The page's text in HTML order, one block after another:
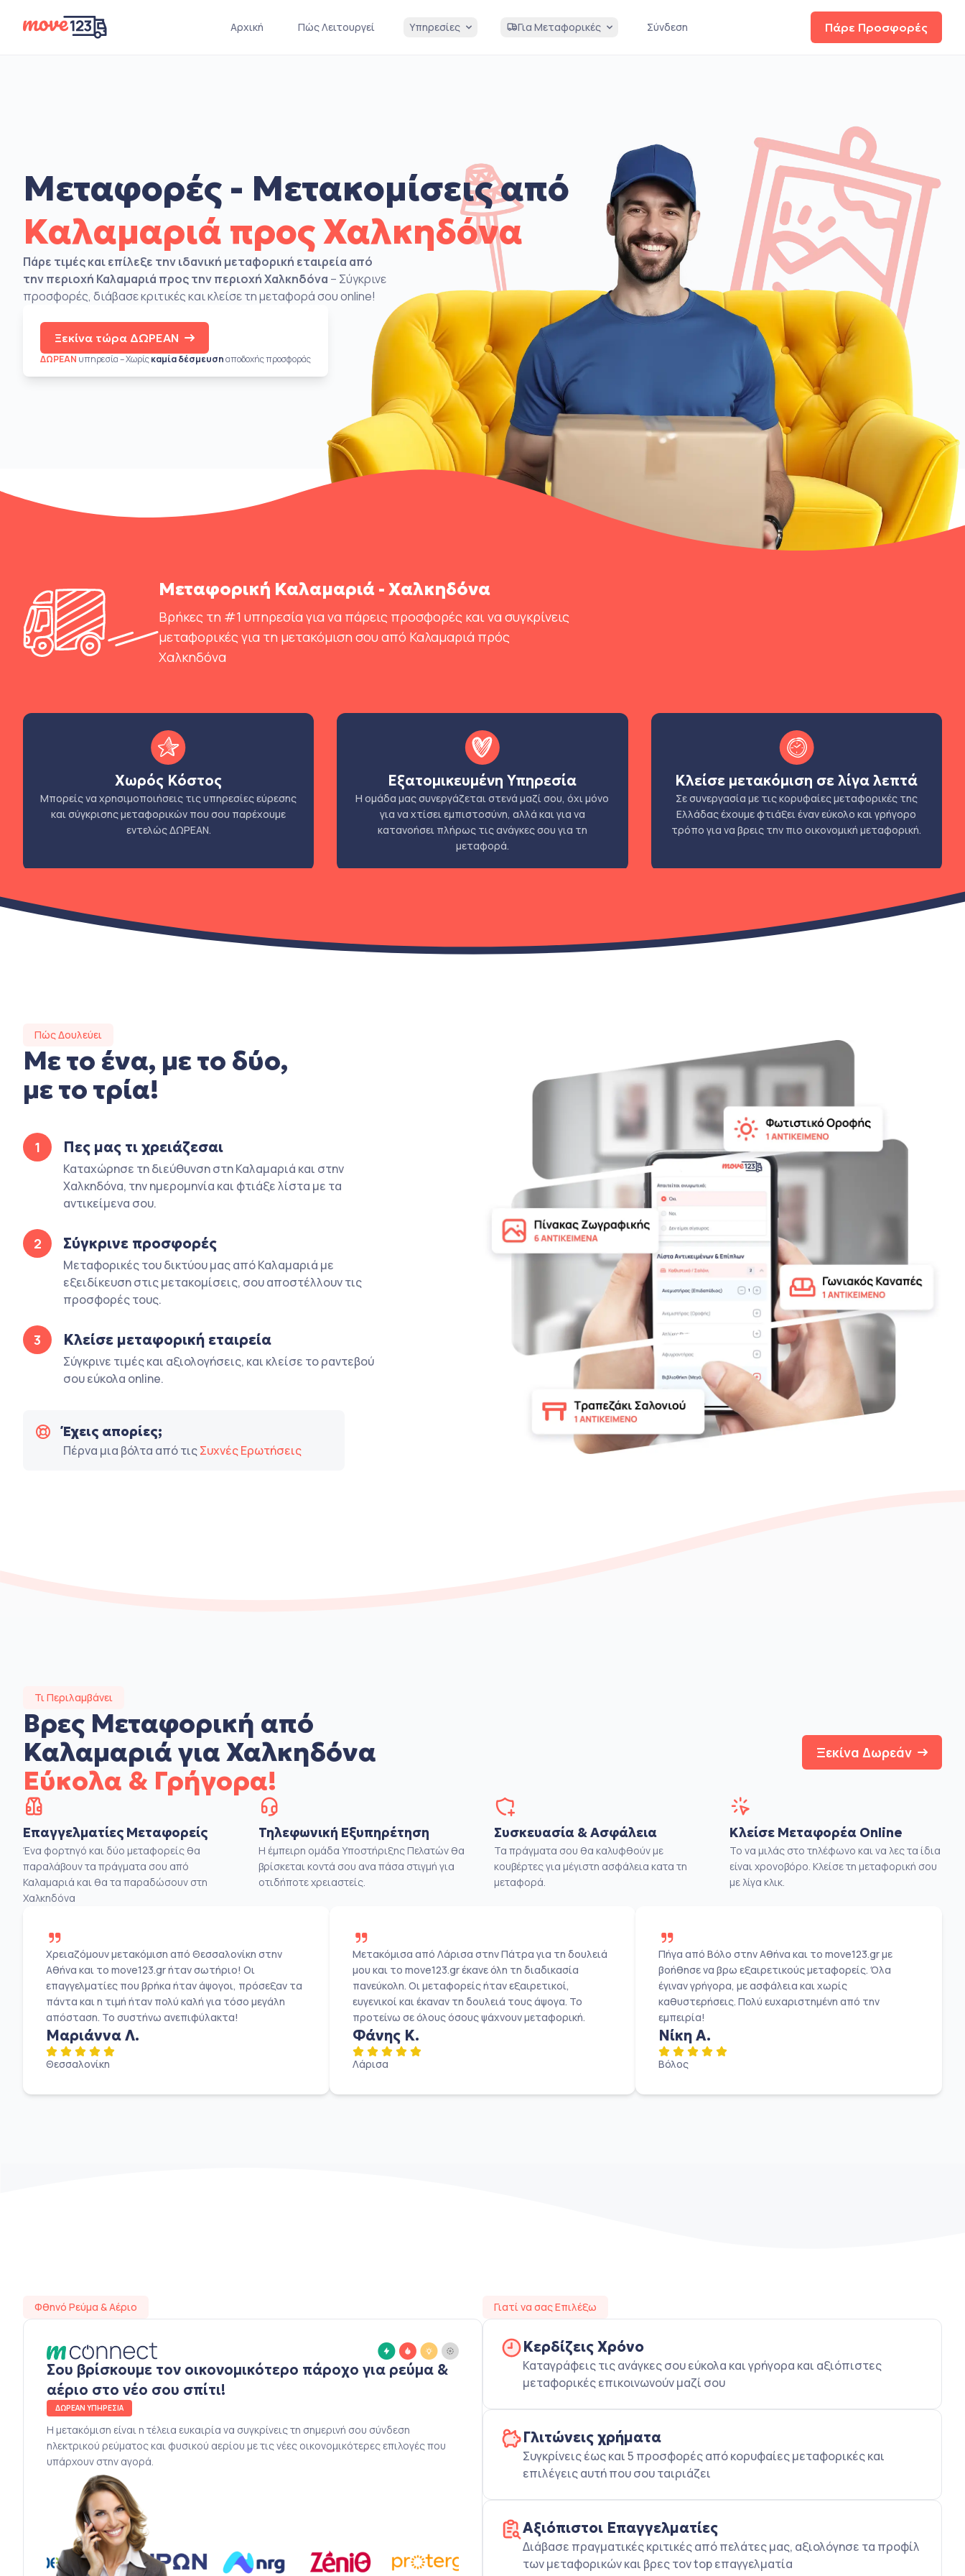
Πάρε Προσφορές
Αρχική Πώς Λειτουργεί Υπηρεσίες Για Μεταφορικές Σύνδεση
Μεταφορές - Μετακομίσεις από
Καλαμαριά προς Χαλκηδόνα
Πάρε τιμές και επίλεξε την ιδανική μεταφορική εταιρεία από
την περιοχή Καλαμαριά προς την περιοχή Χαλκηδόνα – Σύγκρινε
προσφορές, διάβασε κριτικές και κλείσε τη μεταφορά σου online!
Ξεκίνα τώρα ΔΩΡΕΑΝ
ΔΩΡΕΑΝ υπηρεσία – Χωρίςκαμία δέσμευσηαποδοχής προσφοράς
Μεταφορική Καλαμαριά - Χαλκηδόνα
Βρήκες τη #1 υπηρεσία για να πάρεις προσφορές και να συγκρίνεις
μεταφορικές για τη μετακόμιση σου από Καλαμαριά πρός
Χαλκηδόνα
Χωρός Κόστος
Μπορείς να χρησιμοποιήσεις τις υπηρεσίες εύρεσης
και σύγκρισης μεταφορικών που σου παρέχουμε
εντελώς ΔΩΡΕΑΝ.
Εξατομικευμένη Υπηρεσία
Η ομάδα μας συνεργάζεται στενά μαζί σου, όχι μόνο
για να χτίσει εμπιστοσύνη, αλλά και για να
κατανοήσει πλήρως τις ανάγκες σου για τη
μεταφορά.
Κλείσε μετακόμιση σε λίγα λεπτά
Σε συνεργασία με τις κορυφαίες μεταφορικές της
Ελλάδας έχουμε φτιάξει έναν εύκολο και γρήγορο
τρόπο για να βρεις την πιο οικονομική μεταφορική.
Πώς Δουλεύει
Με το ένα, με το δύο,
με το τρία!
1 Πες μας τι χρειάζεσαι
Καταχώρησε τη διεύθυνση στη Καλαμαριά και στην
Χαλκηδόνα, την ημερομηνία και φτιάξε λίστα με τα
αντικείμενα σου.
2 Σύγκρινε προσφορές
Μεταφορικές του δικτύου μας από Καλαμαριά με
εξειδίκευση στις μετακομίσεις, σου αποστέλλουν τις
προσφορές τους.
3 Κλείσε μεταφορική εταιρεία
Σύγκρινε τιμές και αξιολογήσεις, και κλείσε το ραντεβού
σου εύκολα online.
Έχεις απορίες;
Πέρνα μια βόλτα από τιςΣυχνές Ερωτήσεις
Τι Περιλαμβάνει
Βρες Μεταφορική από
Καλαμαριά για Χαλκηδόνα
Εύκολα & Γρήγορα!
Ξεκίνα Δωρεάν
Επαγγελματίες Μεταφορείς
Ένα φορτηγό και δύο μεταφορείς θα
παραλάβουν τα πράγματα σου από
Καλαμαριά και θα τα παραδώσουν στη
Χαλκηδόνα
Τηλεφωνική Εξυπηρέτηση
Η έμπειρη ομάδα Υποστήριξης Πελατών θα
βρίσκεται κοντά σου ανα πάσα στιγμή για
οτιδήποτε χρειαστείς.
Συσκευασία & Ασφάλεια
Τα πράγματα σου θα καλυφθούν με
κουβέρτες για μέγιστη ασφάλεια κατα τη
μεταφορά.
Κλείσε Μεταφορέα Online
Το να μιλάς στο τηλέφωνο και να λες τα ίδια
είναι χρονοβόρο. Κλείσε τη μεταφορική σου
με λίγα κλικ.
Χρειαζόμουν μετακόμιση από Θεσσαλονίκη στην
Αθήνα και το move123.gr ήταν σωτήριο! Οι
επαγγελματίες που βρήκα ήταν άψογοι, πρόσεξαν τα
πάντα και η τιμή ήταν πολύ καλή για τόσο μεγάλη
απόσταση. Το συστήνω ανεπιφύλακτα!
Μαριάννα Λ.
Θεσσαλονίκη
Μετακόμισα από Λάρισα στην Πάτρα για τη δουλειά
μου και το move123.gr έκανε όλη τη διαδικασία
πανεύκολη. Οι μεταφορείς ήταν εξαιρετικοί,
ευγενικοί και έκαναν τη δουλειά τους άψογα. Το
προτείνω σε όλους όσους ψάχνουν μεταφορική.
Φάνης Κ.
Λάρισα
Πήγα από Βόλο στην Αθήνα και το move123.gr με
βοήθησε να βρω εξαιρετικούς μεταφορείς. Όλα
έγιναν γρήγορα, με ασφάλεια και χωρίς
καθυστερήσεις. Πολύ ευχαριστημένη από την
εμπειρία!
Νίκη Α.
Βόλος
Φθηνό Ρεύμα & Αέριο
Σου βρίσκουμε τον οικονομικότερο πάροχο για ρεύμα &
αέριο στο νέο σου σπίτι!
ΔΩΡΕΑΝ ΥΠΗΡΕΣΙΑ
Η μετακόμιση είναι η τέλεια ευκαιρία να συγκρίνεις τη σημερινή σου σύνδεση
ηλεκτρικού ρεύματος και φυσικού αερίου με τις νέες οικονομικότερες επιλογές που
υπάρχουν στην αγορά.
Γιατί να σας Επιλέξω
Κερδίζεις Χρόνο
Καταγράφεις τις ανάγκες σου εύκολα και γρήγορα και αξιόπιστες
μεταφορικές επικοινωνούν μαζί σου
Γλιτώνεις χρήματα
Συγκρίνεις έως και 5 προσφορές από κορυφαίες μεταφορικές και
επιλέγεις αυτή που σου ταιριάζει
Αξιόπιστοι Επαγγελματίες
Διάβασε πραγματικές κριτικές από πελάτες μας, αξιολόγησε τα προφίλ
των μεταφορικών και βρες τον top επαγγελματία